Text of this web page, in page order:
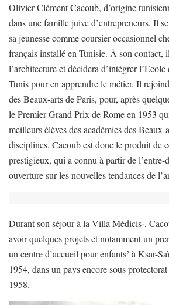
Olivier-Clément Cacoub, d’origine
dans une famille juive d’entrepreneurs. Il
sa jeunesse comme coursier occasionnel
français installé en Tunisie. À son contact,
l’architecture et décidera d’intégrer
Tunis pour en apprendre le métier. Il
des Beaux-arts de Paris, pour, après
le Premier Grand Prix de Rome en 1953
meilleurs élèves des académies des Beaux-
disciplines. Cacoub est donc le produit de
prestigieux, qui a connu à partir de l’entre-
ouverture sur les nouvelles tendances de
Durant son séjour à la Villa Médicis1 ,
avoir quelques projets et notamment un
un centre d’accueil pour enfants2 à Ksar-
1954, dans un pays encore sous
1958.